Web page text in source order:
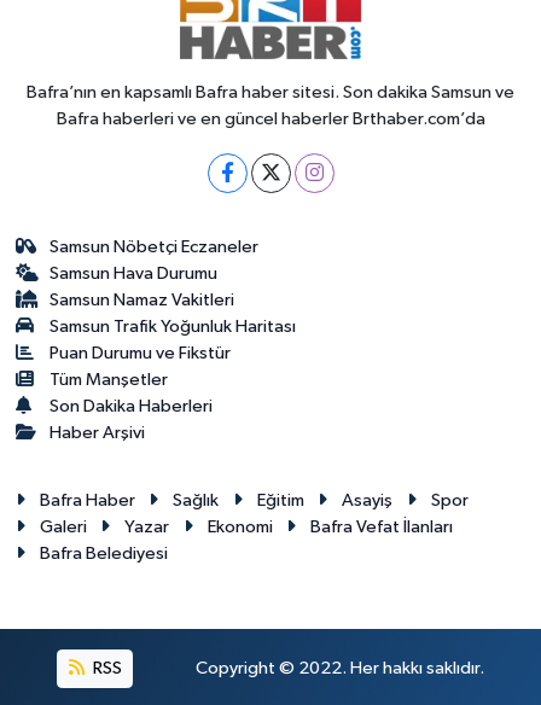
Bafra’nın en kapsamlı Bafra haber sitesi. Son dakika Samsun ve
Bafra haberleri ve en güncel haberler Brthaber.com’da
Samsun Nöbetçi Eczaneler
Samsun Hava Durumu
Samsun Namaz Vakitleri
Samsun Trafik Yoğunluk Haritası
Puan Durumu ve Fikstür
Tüm Manşetler
Son Dakika Haberleri
Haber Arşivi
Bafra Haber Sağlık Eğitim Asayiş
Spor
Galeri
Yazar Ekonomi
Bafra Vefat İlanları
Bafra Belediyesi
RSS Copyright © 2022. Her hakkı saklıdır.